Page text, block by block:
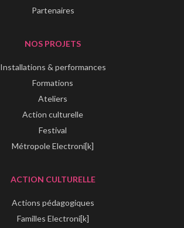
Partenaires
NOS PROJETS
Installations & performances
Formations
Ateliers
Action culturelle
Festival
Métropole Electroni[k]
ACTION CULTURELLE
Actions pédagogiques
Familles Electroni[k]